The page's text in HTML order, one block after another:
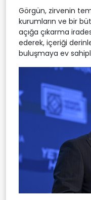
Görgün, zirvenin
kurumların ve bir
açığa çıkarma
ederek, içeriği
buluşmaya ev